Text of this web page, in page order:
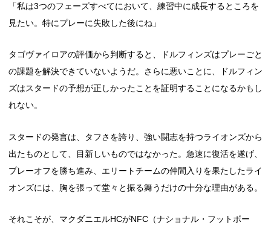
「私は3つのフェーズすべてにおいて、練習中に成長するところを
見たい。特にプレーに失敗した後にね」
タゴヴァイロアの評価から判断すると、ドルフィンズはプレーごと
の課題を解決できていないようだ。さらに悪いことに、ドルフィン
ズはスタードの予想が正しかったことを証明することになるかもし
れない。
スタードの発言は、タフさを誇り、強い闘志を持つライオンズから
出たものとして、目新しいものではなかった。急速に復活を遂げ、
プレーオフを勝ち進み、エリートチームの仲間入りを果たしたライ
オンズには、胸を張って堂々と振る舞うだけの十分な理由がある。
それこそが、マクダニエルHCがNFC（ナショナル・フットボー